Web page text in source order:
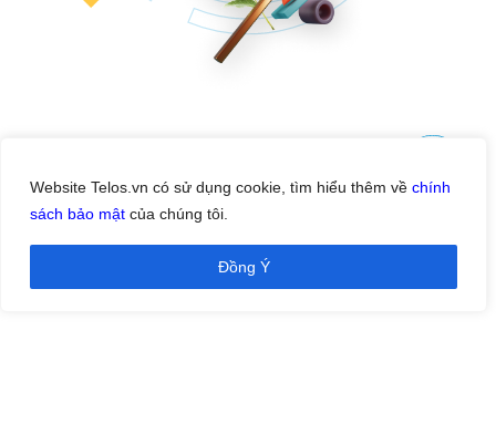
Website Telos.vn có sử dụng cookie, tìm hiểu thêm về chính
sách bảo mật của chúng tôi.
Đồng Ý
chứa trong nó một khối lượng sáng tạo đầy tự hào.
Cùng TELOS xem lại và hứng khởi đồng hành trong
tương lai.